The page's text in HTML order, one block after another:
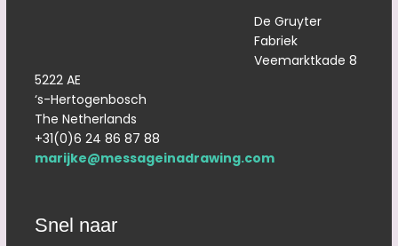
De Gruyter
Fabriek
Veemarktkade 8
5222 AE
‘s-Hertogenbosch
The Netherlands
+31(0)6 24 86 87 88
marijke@messageinadrawing.com
Snel naar